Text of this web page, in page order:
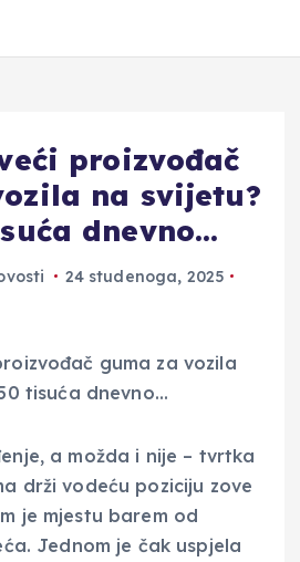
proizvođač
na svijetu?
dnevno…
24 studenoga, 2025
a možda i nije – tvrtka
drži vodeću poziciju zove
je mjestu barem od
Jednom je čak uspjela